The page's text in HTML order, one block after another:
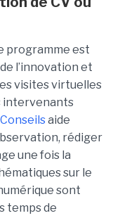
programme est
l’innovation et
visites virtuelles
intervenants
aide
rédiger
une fois la
sur le
sont
temps de